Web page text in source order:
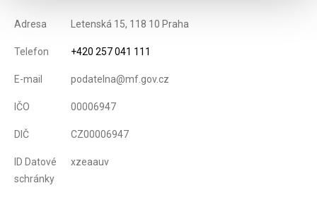
Adresa Letenská 15, 118 10 Praha
Telefon +420 257 041 111
E-mail podatelna@mf.gov.cz
IČO 00006947
DIČ CZ00006947
ID Datové
schránky
xzeaauv